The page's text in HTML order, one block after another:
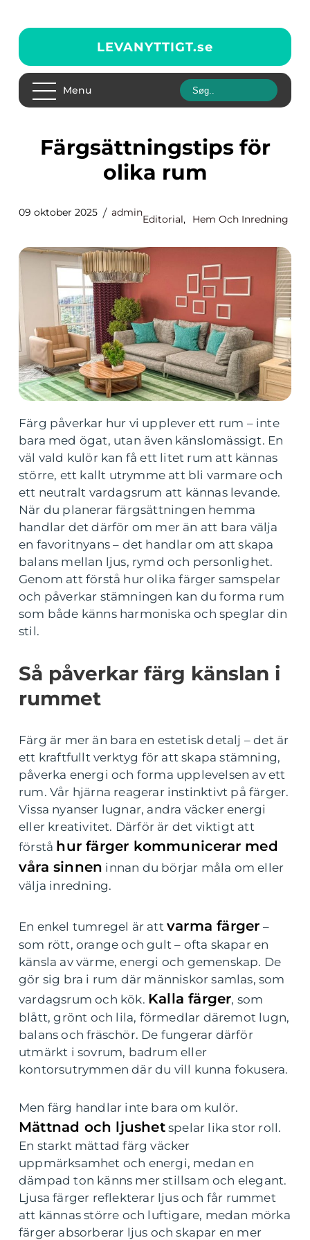
LEVANYTTIGT.se
Menu
Färgsättningstips för
olika rum
09 oktober 2025 admin
Editorial, Hem Och Inredning
Färg påverkar hur vi upplever ett rum – inte
bara med ögat, utan även känslomässigt. En
väl vald kulör kan få ett litet rum att kännas
större, ett kallt utrymme att bli varmare och
ett neutralt vardagsrum att kännas levande.
När du planerar färgsättningen hemma
handlar det därför om mer än att bara välja
en favoritnyans – det handlar om att skapa
balans mellan ljus, rymd och personlighet.
Genom att förstå hur olika färger samspelar
och påverkar stämningen kan du forma rum
som både känns harmoniska och speglar din
stil.
Så påverkar färg känslan i
rummet
Färg är mer än bara en estetisk detalj – det är
ett kraftfullt verktyg för att skapa stämning,
påverka energi och forma upplevelsen av ett
rum. Vår hjärna reagerar instinktivt på färger.
Vissa nyanser lugnar, andra väcker energi
eller kreativitet. Därför är det viktigt att
förstå hur färger kommunicerar med
våra sinnen innan du börjar måla om eller
välja inredning.
En enkel tumregel är att varma färger –
som rött, orange och gult – ofta skapar en
känsla av värme, energi och gemenskap. De
gör sig bra i rum där människor samlas, som
vardagsrum och kök. Kalla färger, som
blått, grönt och lila, förmedlar däremot lugn,
balans och fräschör. De fungerar därför
utmärkt i sovrum, badrum eller
kontorsutrymmen där du vill kunna fokusera.
Men färg handlar inte bara om kulör.
Mättnad och ljushetspelar lika stor roll.
En starkt mättad färg väcker
uppmärksamhet och energi, medan en
dämpad ton känns mer stillsam och elegant.
Ljusa färger reflekterar ljus och får rummet
att kännas större och luftigare, medan mörka
färger absorberar ljus och skapar en mer